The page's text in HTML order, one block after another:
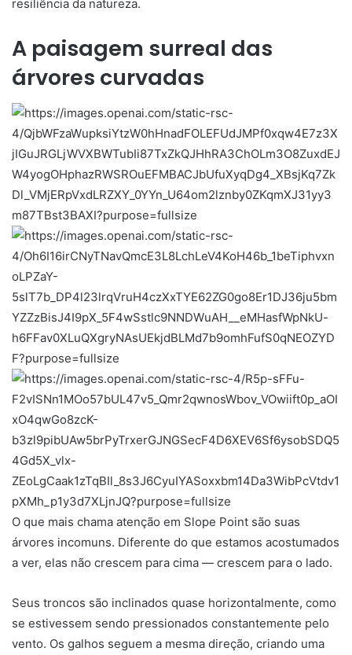
resiliência da natureza.
A paisagem surreal das
árvores curvadas
O que mais chama atenção em Slope Point são suas
árvores incomuns. Diferente do que estamos acostumados
a ver, elas não crescem para cima — crescem para o lado.
Seus troncos são inclinados quase horizontalmente, como
se estivessem sendo pressionados constantemente pelo
vento. Os galhos seguem a mesma direção, criando uma